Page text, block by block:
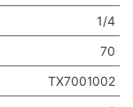
1/4
70
TX7001002